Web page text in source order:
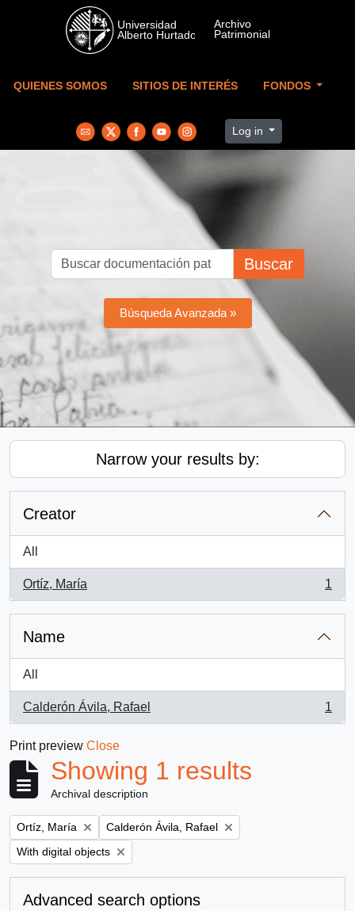
Skip to main content
QUIENES SOMOS SITIOS DE INTERÉS FONDOS
Log in
Buscar
Búsqueda Avanzada »
Narrow your results by:
Creator
All
Ortíz, María
, 1 results
1
Name
All
Calderón Ávila, Rafael
, 1 results
1
Print preview Close
Showing 1 results
Archival description
Remove filter:
Ortíz, María Remove filter:
Calderón Ávila, Rafael
Remove filter:
With digital objects
Advanced search options